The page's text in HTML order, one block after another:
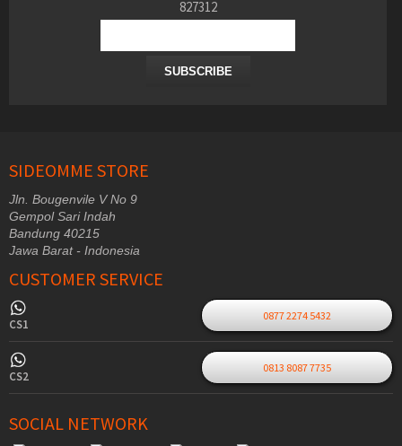
827312
SUBSCRIBE
SIDEOMME STORE
Jln. Bougenvile V No 9
Gempol Sari Indah
Bandung 40215
Jawa Barat - Indonesia
CUSTOMER SERVICE
CS1
0877 2274 5432
CS2
0813 8087 7735
SOCIAL NETWORK